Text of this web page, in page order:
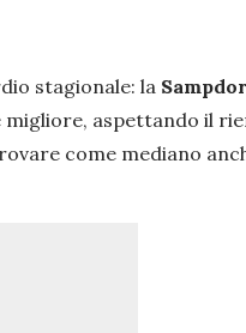
stagionale: la
migliore, aspettando il
come mediano